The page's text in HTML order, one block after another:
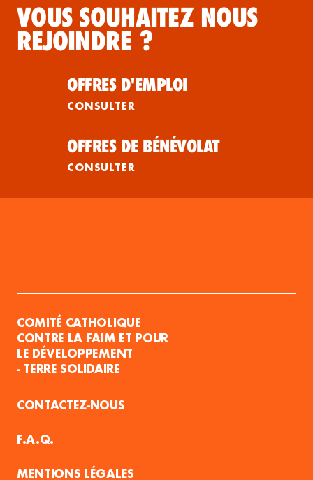
VOUS SOUHAITEZ NOUS
REJOINDRE ?
OFFRES D'EMPLOI
CONSULTER
OFFRES DE BÉNÉVOLAT
CONSULTER
COMITÉ CATHOLIQUE
CONTRE LA FAIM ET POUR
LE DÉVELOPPEMENT
- TERRE SOLIDAIRE
CONTACTEZ-NOUS
F.A.Q.
MENTIONS LÉGALES